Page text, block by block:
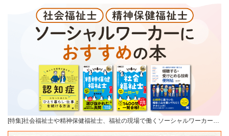
[特集]社会福祉士や精神保健福祉士、福祉の現場で働くソーシャルワーカー…